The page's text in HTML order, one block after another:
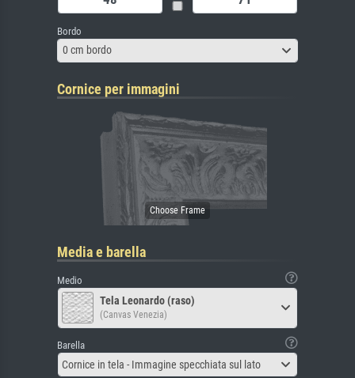
Bordo
0 cm bordo
Cornice per immagini
Media e barella
Medio
Tela Leonardo (raso)
(Canvas Venezia)
Barella
Cornice in tela - Immagine specchiata sul lato